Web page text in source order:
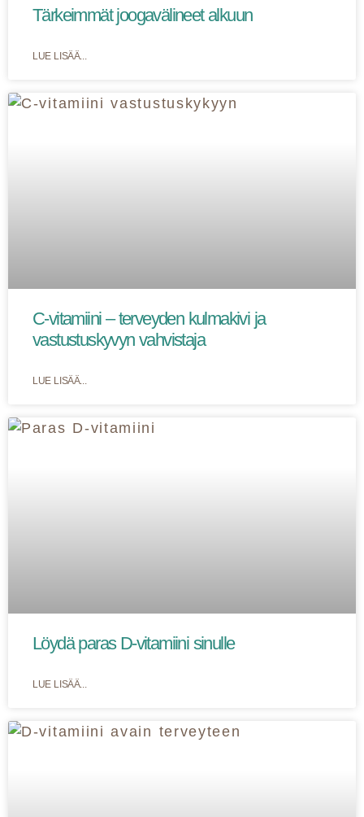
Tärkeimmät joogavälineet alkuun
LUE LISÄÄ...
C-vitamiini – terveyden kulmakivi ja
vastustuskyvyn vahvistaja
LUE LISÄÄ...
Löydä paras D-vitamiini sinulle
LUE LISÄÄ...